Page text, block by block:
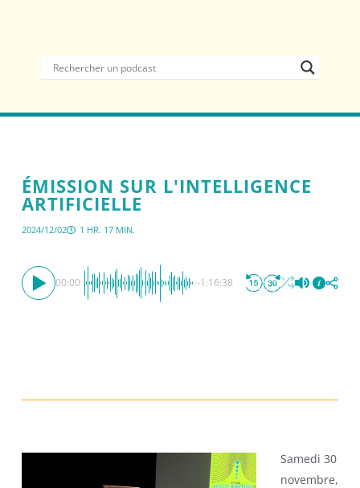
ÉMISSION SUR L'INTELLIGENCE
ARTIFICIELLE
2024/12/02 1 HR. 17 MIN.
00:00 -1:16:38
Samedi 30
novembre,